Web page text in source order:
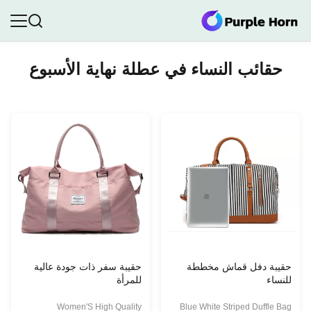
حقائب النساء في عطلة نهاية الأسبوع
حقيبة دفل قماش مخططة
للنساء
Blue White Striped Duffle Bag
حقيبة سفر ذات جودة عالية
للمرأة
Women'S High Quality